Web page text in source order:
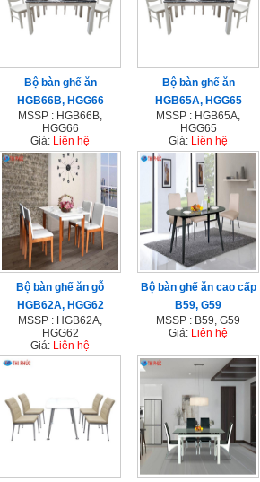
Bộ bàn ghế ăn
HGB66B, HGG66
MSSP : HGB66B,
HGG66
Giá: Liên hệ
Bộ bàn ghế ăn
HGB65A, HGG65
MSSP : HGB65A,
HGG65
Giá: Liên hệ
Bộ bàn ghế ăn gỗ
HGB62A, HGG62
MSSP : HGB62A,
HGG62
Giá: Liên hệ
Bộ bàn ghế ăn cao cấp
B59, G59
MSSP : B59, G59
Giá: Liên hệ